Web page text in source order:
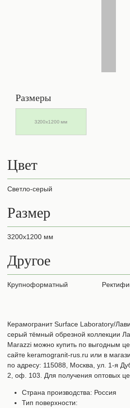
Размеры
3200х1200 мм
Цвет
Светло-серый
Размер
3200х1200 мм
Другое
Крупноформатный
Керамогранит Surface Laboratory/
серый тёмный обрезной коллекции
Marazzi можно купить по выгодным
сайте keramogranit-rus.ru или в
по адресу: 115088, Москва, ул. 1-я
2, оф. 103. Для получения оптовых
Страна производства: Россия
Тип поверхности: